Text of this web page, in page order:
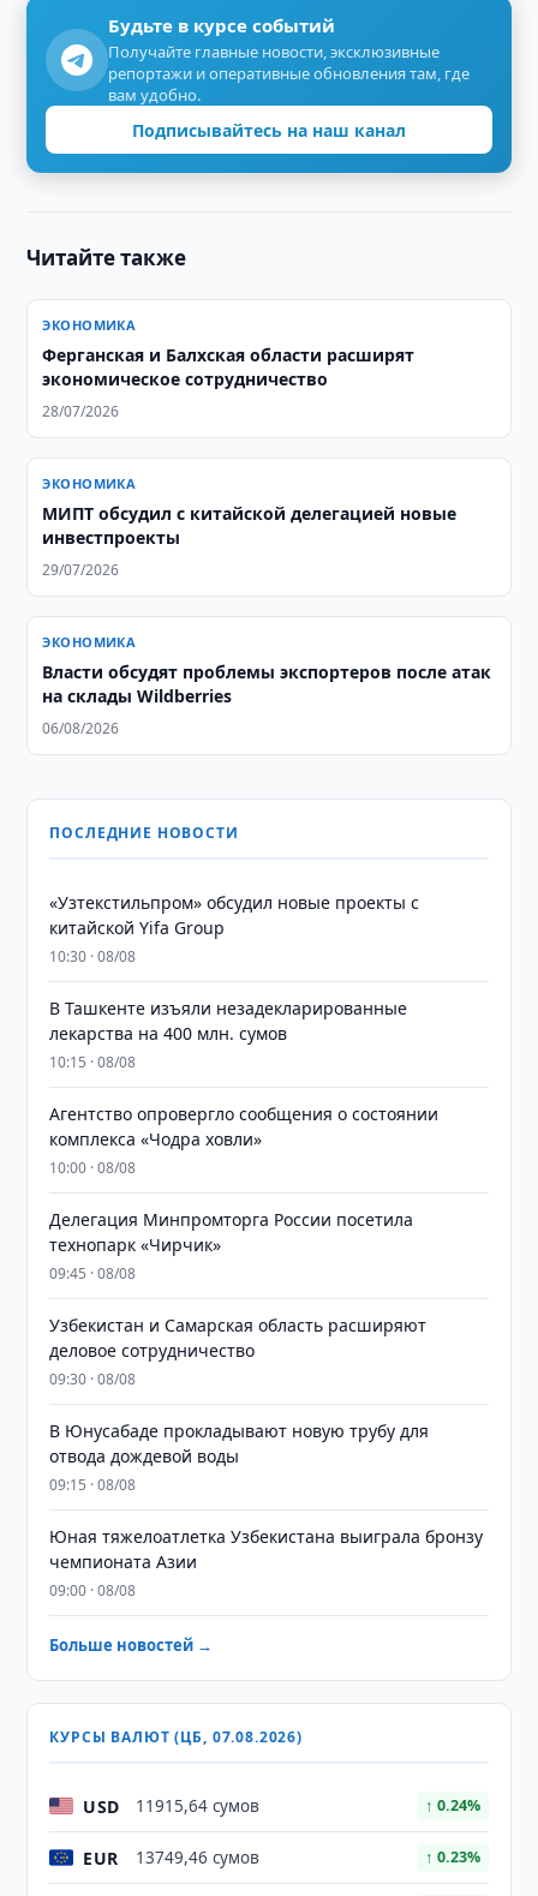
Будьте в курсе событий
Получайте главные новости, эксклюзивные
репортажи и оперативные обновления там, где
вам удобно.
Подписывайтесь на наш канал
Читайте также
ЭКОНОМИКА
Ферганская и Балхская области расширят
экономическое сотрудничество
28/07/2026
ЭКОНОМИКА
МИПТ обсудил с китайской делегацией новые
инвестпроекты
29/07/2026
ЭКОНОМИКА
Власти обсудят проблемы экспортеров после атак
на склады Wildberries
06/08/2026
ПОСЛЕДНИЕ НОВОСТИ
«Узтекстильпром» обсудил новые проекты с
китайской Yifa Group
10:30 · 08/08
​​​​​​​В Ташкенте изъяли незадекларированные
лекарства на 400 млн. сумов
10:15 · 08/08
Агентство опровергло сообщения о состоянии
комплекса «Чодра ховли»
10:00 · 08/08
Делегация Минпромторга России посетила
технопарк «Чирчик»
09:45 · 08/08
Узбекистан и Самарская область расширяют
деловое сотрудничество
09:30 · 08/08
В Юнусабаде прокладывают новую трубу для
отвода дождевой воды
09:15 · 08/08
Юная тяжелоатлетка Узбекистана выиграла бронзу
чемпионата Азии
09:00 · 08/08
Больше новостей →
КУРСЫ ВАЛЮТ (ЦБ, 07.08.2026)
USD 11915,64 сумов ↑ 0.24%
EUR 13749,46 сумов ↑ 0.23%